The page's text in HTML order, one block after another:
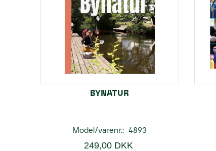
BYNATUR
Model/varenr.: 4893
249,00 DKK